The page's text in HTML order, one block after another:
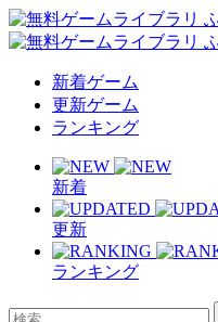
新着ゲーム
更新ゲーム
ランキング
新着
更新
ランキング